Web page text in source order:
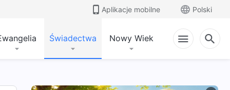
Aplikacje mobilne Polski
Świadectwa Nowy Wiek